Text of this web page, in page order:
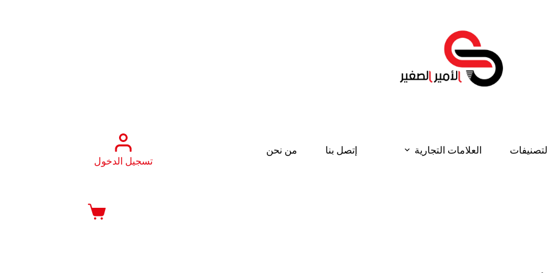
التصنيفات العلامات التجارية إتصل بنا
من نحن
تسجيل الدخول
عربة